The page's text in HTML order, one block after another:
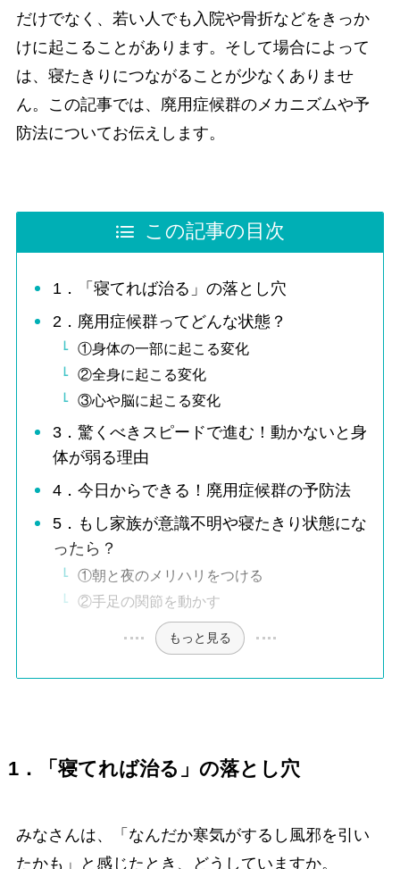
だけでなく、若い人でも入院や骨折などをきっか
けに起こることがあります。そして場合によって
は、寝たきりにつながることが少なくありませ
ん。この記事では、廃用症候群のメカニズムや予
防法についてお伝えします。
この記事の目次
1．「寝てれば治る」の落とし穴
2．廃用症候群ってどんな状態？
①身体の一部に起こる変化
②全身に起こる変化
③心や脳に起こる変化
3．驚くべきスピードで進む！動かないと身
体が弱る理由
4．今日からできる！廃用症候群の予防法
5．もし家族が意識不明や寝たきり状態にな
ったら？
①朝と夜のメリハリをつける
②手足の関節を動かす
もっと見る
1．「寝てれば治る」の落とし穴
みなさんは、「なんだか寒気がするし風邪を引い
たかも」と感じたとき、どうしていますか。